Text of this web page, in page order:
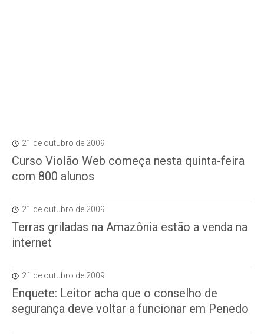
21 de outubro de 2009
Curso Violão Web começa nesta quinta-feira
com 800 alunos
21 de outubro de 2009
Terras griladas na Amazônia estão a venda na
internet
21 de outubro de 2009
Enquete: Leitor acha que o conselho de
segurança deve voltar a funcionar em Penedo